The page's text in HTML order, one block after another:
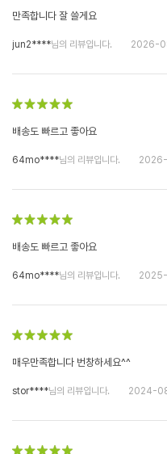
만족합니다 잘 쓸게요
jun2****님의 리뷰입니다. 2026-
배송도 빠르고 좋아요
64mo****님의 리뷰입니다.
배송도 빠르고 좋아요
64mo****님의 리뷰입니다.
매우만족합니다 번창하세요^^
stor****님의 리뷰입니다. 2024-